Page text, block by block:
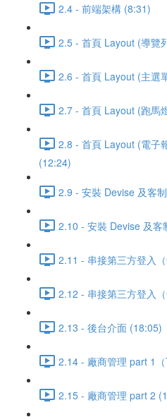
2.4 - 前端架構 (8:31)
2.5 - 首頁 Layout (導覽
2.6 - 首頁 Layout (主選
2.7 - 首頁 Layout (跑馬
2.8 - 首頁 Layout (電子
(12:24)
2.9 - 安裝 Devise 及客
2.10 - 安裝 Devise 及
2.11 - 串接第三方登入
2.12 - 串接第三方登入
2.13 - 後台介面 (18:05)
2.14 - 廠商管理 part 1
2.15 - 廠商管理 part 2